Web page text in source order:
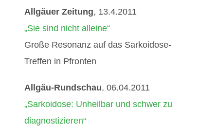
Allgäuer Zeitung, 13.4.2011
„Sie sind nicht alleine“
Große Resonanz auf das Sarkoidose-
Treffen in Pfronten
Allgäu-Rundschau, 06.04.2011
„Sarkoidose: Unheilbar und schwer zu
diagnostizieren“